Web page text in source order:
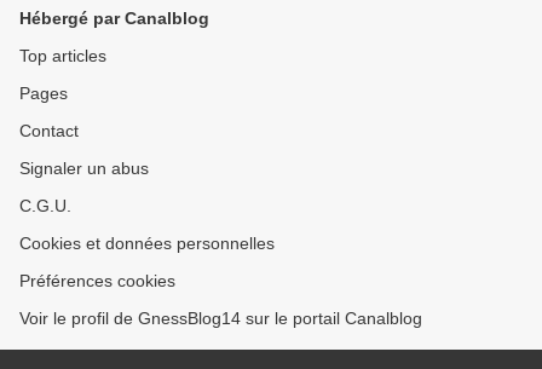
Hébergé par Canalblog
Top articles
Pages
Contact
Signaler un abus
C.G.U.
Cookies et données personnelles
Préférences cookies
Voir le profil de GnessBlog14 sur le portail Canalblog